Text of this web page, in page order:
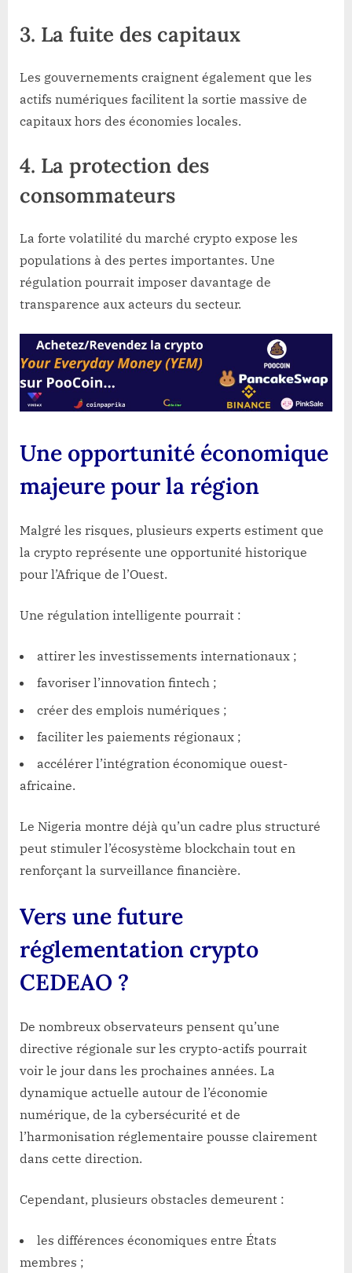
3. La fuite des capitaux
Les gouvernements craignent également que les
actifs numériques facilitent la sortie massive de
capitaux hors des économies locales.
4. La protection des
consommateurs
La forte volatilité du marché crypto expose les
populations à des pertes importantes. Une
régulation pourrait imposer davantage de
transparence aux acteurs du secteur.
Une opportunité économique
majeure pour la région
Malgré les risques, plusieurs experts estiment que
la crypto représente une opportunité historique
pour l’Afrique de l’Ouest.
Une régulation intelligente pourrait :
attirer les investissements internationaux ;
favoriser l’innovation fintech ;
créer des emplois numériques ;
faciliter les paiements régionaux ;
accélérer l’intégration économique ouest-
africaine.
Le Nigeria montre déjà qu’un cadre plus structuré
peut stimuler l’écosystème blockchain tout en
renforçant la surveillance financière.
Vers une future
réglementation crypto
CEDEAO ?
De nombreux observateurs pensent qu’une
directive régionale sur les crypto-actifs pourrait
voir le jour dans les prochaines années. La
dynamique actuelle autour de l’économie
numérique, de la cybersécurité et de
l’harmonisation réglementaire pousse clairement
dans cette direction.
Cependant, plusieurs obstacles demeurent :
les différences économiques entre États
membres ;